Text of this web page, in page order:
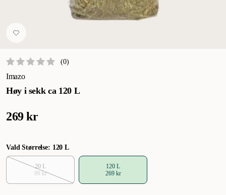
Imazo
Høy i sekk ca 120 L
(0)
269 kr
Vald Størrelse: 120 L
20 L
99 kr
120 L
269 kr